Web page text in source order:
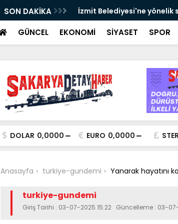
SON DAKİKA İzmit Belediyesi'ne yönelik
GÜNCEL EKONOMİ SİYASET SPOR
DOLAR 0,0000 EURO 0,0000
Anasayfa turkiye-gundemi Yanarak hayatını
turkiye-gundemi
Giriş Tarihi : 03-07-2025 15:22 Güncelleme : 03-